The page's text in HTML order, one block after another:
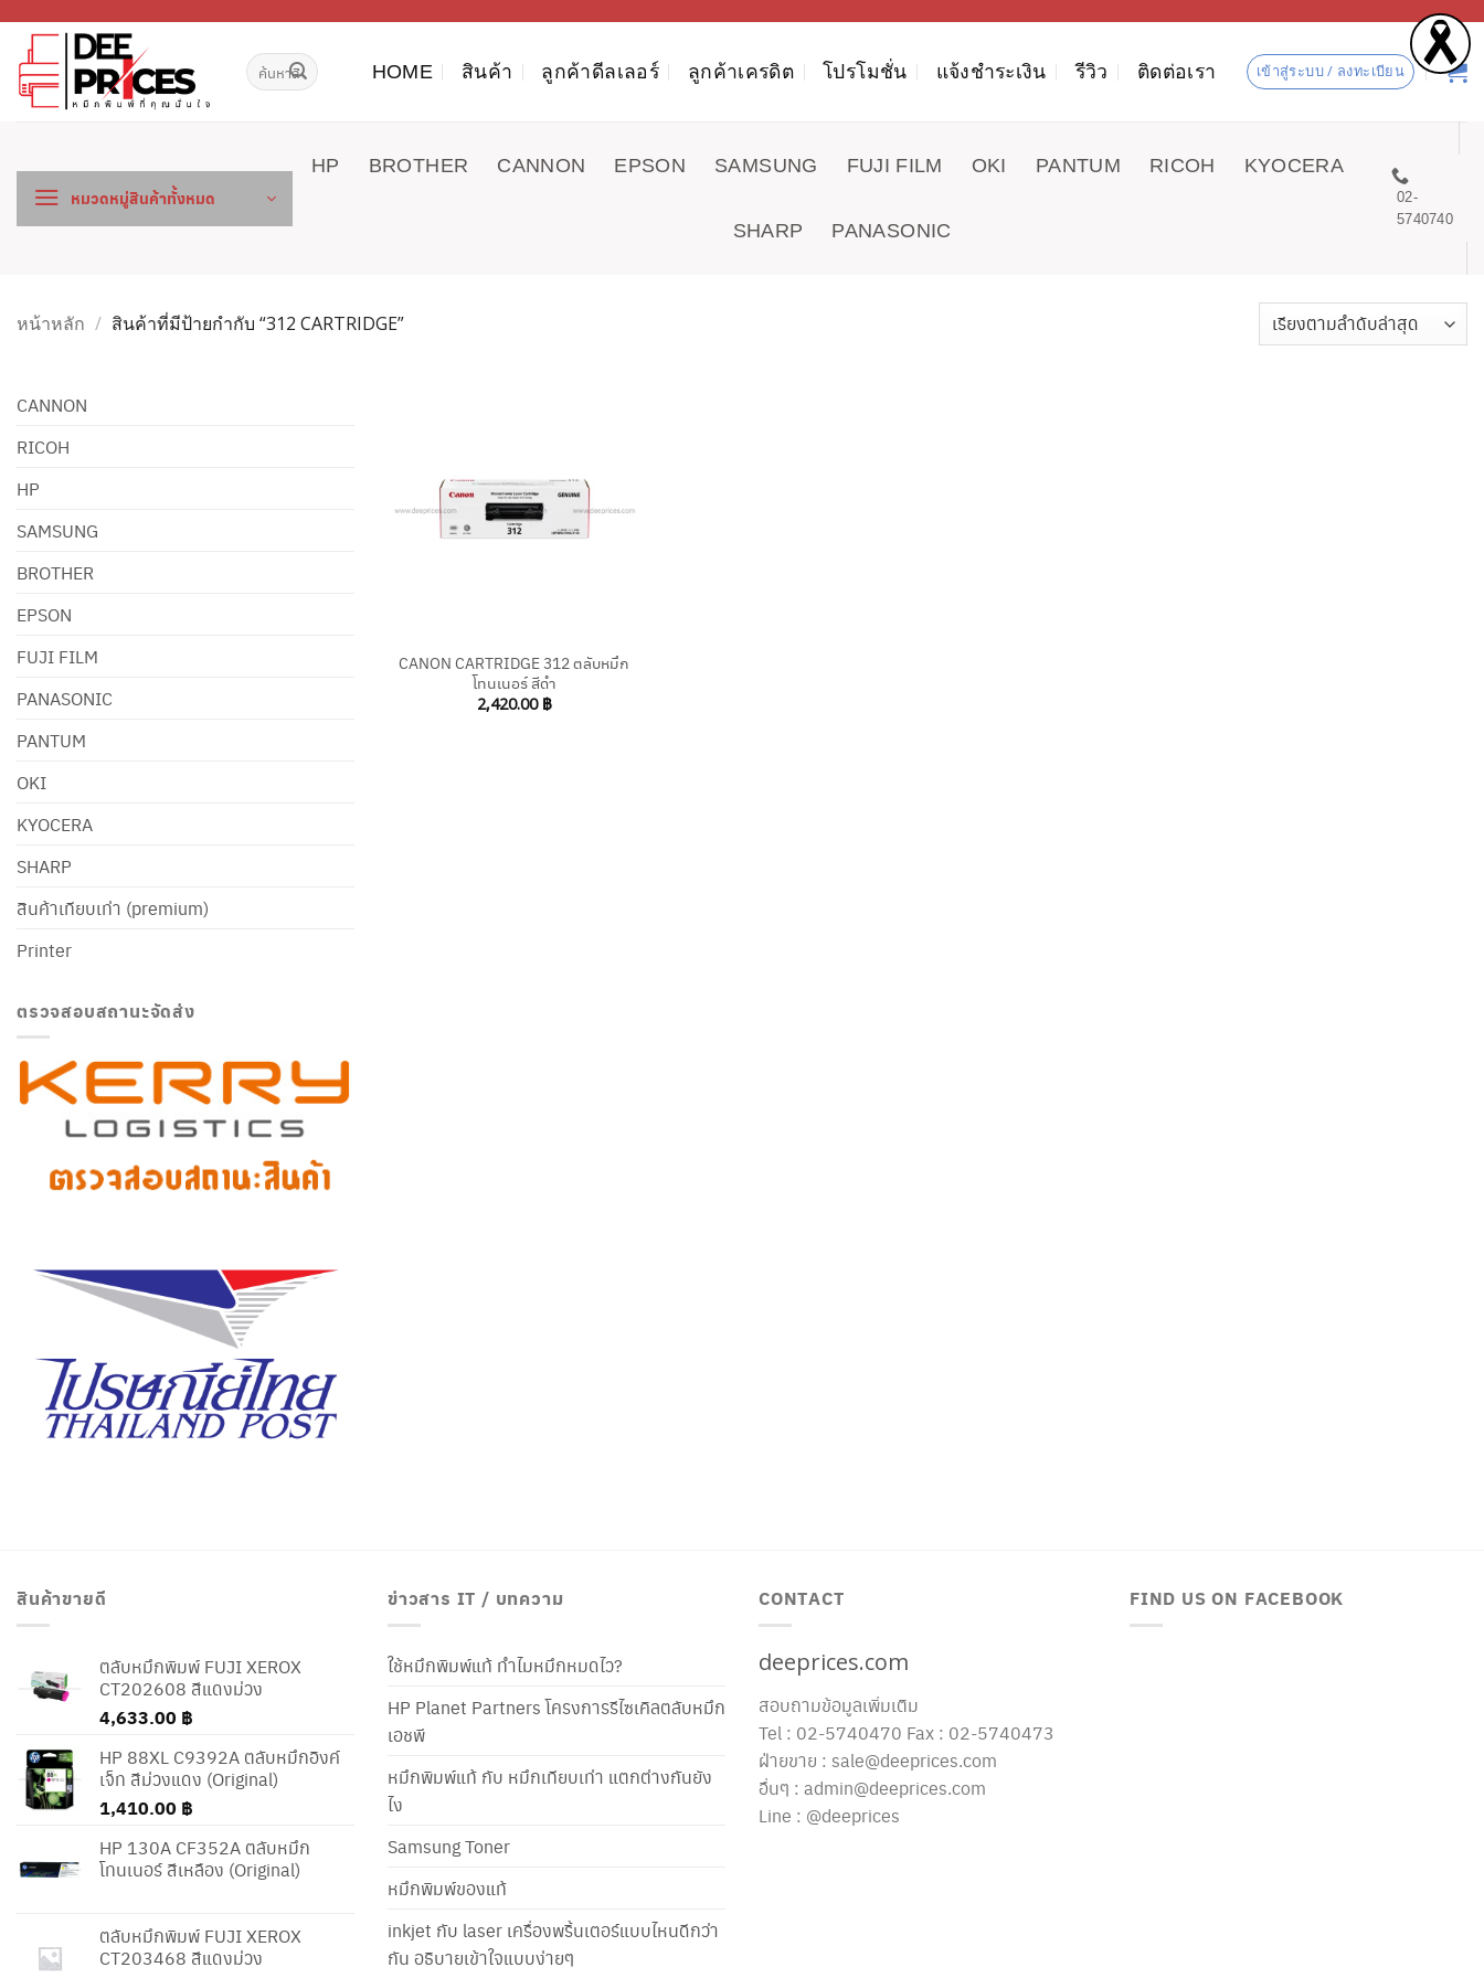
เนื้อหา
ค้นหา: HOME สินค้า ลูกค้าดีลเลอร์ ลูกค้าเครดิต โปรโมชั่น แจ้งชำระเงิน รีวิว ติดต่อเรา เข้าสู่ระบบ / ลงทะเบียน
หมวดหมู่สินค้าทั้งหมด
HP BROTHER CANNON EPSON SAMSUNG FUJI FILM OKI PANTUM RICOH KYOCERA
SHARP PANASONIC
02-
5740740
หน้าหลัก / สินค้าที่มีป้ายกำกับ “312 CARTRIDGE”
CANNON
RICOH
HP
SAMSUNG
BROTHER
EPSON
FUJI FILM
PANASONIC
PANTUM
OKI
KYOCERA
SHARP
สินค้าเทียบเท่า (premium)
Printer
ตรวจสอบสถานะจัดส่ง
CANON CARTRIDGE 312 ตลับหมึก
โทนเนอร์ สีดำ
2,420.00 ฿
สินค้าขายดี
ตลับหมึกพิมพ์ FUJI XEROX
CT202608 สีแดงม่วง
4,633.00 ฿
HP 88XL C9392A ตลับหมึกอิงค์
เจ็ท สีม่วงแดง (Original)
1,410.00 ฿
HP 130A CF352A ตลับหมึก
โทนเนอร์ สีเหลือง (Original)
ตลับหมึกพิมพ์ FUJI XEROX
CT203468 สีแดงม่วง
ข่าวสาร IT / บทความ
ใช้หมึกพิมพ์แท้ ทำไมหมึกหมดไว?
HP Planet Partners โครงการรีไซเคิลตลับหมึก
เอชพี
หมึกพิมพ์แท้ กับ หมึกเทียบเท่า แตกต่างกันยัง
ไง
Samsung Toner
หมึกพิมพ์ของแท้
inkjet กับ laser เครื่องพริ้นเตอร์แบบไหนดีกว่า
กัน อธิบายเข้าใจแบบง่ายๆ
CONTACT
deeprices.com
สอบถามข้อมูลเพิ่มเติม
Tel : 02-5740470 Fax : 02-5740473
ฝ่ายขาย : sale@deeprices.com
อื่นๆ : admin@deeprices.com
Line : @deeprices
FIND US ON FACEBOOK